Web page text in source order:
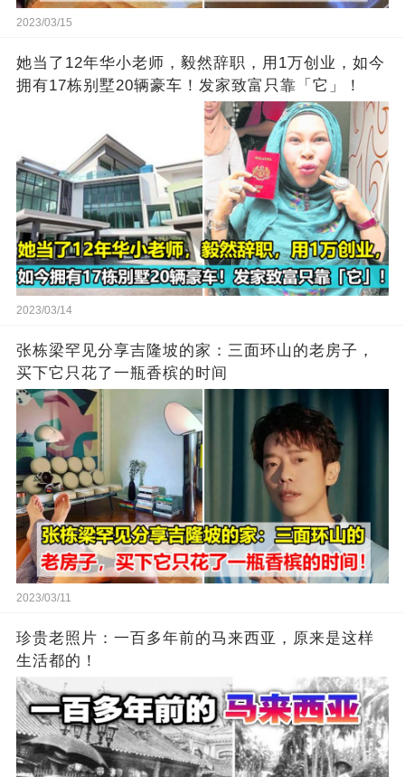
2023/03/15
她当了12年华小老师，毅然辞职，用1万创业，如今
拥有17栋别墅20辆豪车！发家致富只靠「它」！
2023/03/14
张栋梁罕见分享吉隆坡的家：三面环山的老房子，
买下它只花了一瓶香槟的时间
2023/03/11
珍贵老照片：一百多年前的马来西亚，原来是这样
生活都的！